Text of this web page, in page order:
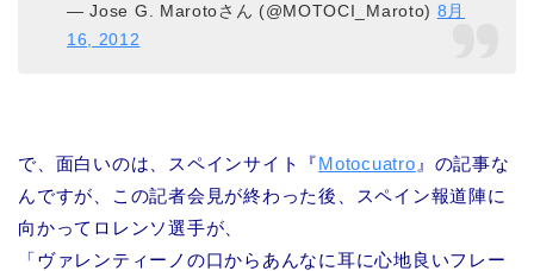
— Jose G. Marotoさん (@MOTOCI_Maroto) 8月
16, 2012
で、面白いのは、スペインサイト『Motocuatro 』の記事な
んですが、この記者会見が終わった後、スペイン報道陣に
向かってロレンソ選手が、
「ヴァレンティーノの口からあんなに耳に心地良いフレー